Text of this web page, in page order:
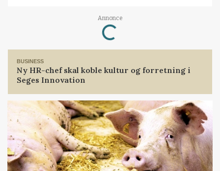
Annonce
Loading...
BUSINESS
Ny HR-chef skal koble kultur og forretning i
Seges Innovation